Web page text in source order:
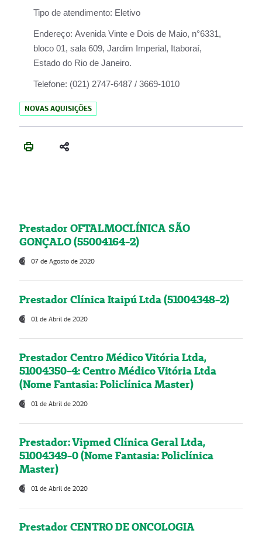
Tipo de atendimento: Eletivo
Endereço: Avenida Vinte e Dois de Maio, n°6331,
bloco 01, sala 609, Jardim Imperial, Itaboraí,
Estado do Rio de Janeiro.
Telefone: (021) 2747-6487 / 3669-1010
NOVAS AQUISIÇÕES
Prestador OFTALMOCLÍNICA SÃO
GONÇALO (55004164-2)
07 de Agosto de 2020
Prestador Clínica Itaipú Ltda (51004348-2)
01 de Abril de 2020
Prestador Centro Médico Vitória Ltda,
51004350-4: Centro Médico Vitória Ltda
(Nome Fantasia: Policlínica Master)
01 de Abril de 2020
Prestador: Vipmed Clínica Geral Ltda,
51004349-0 (Nome Fantasia: Policlínica
Master)
01 de Abril de 2020
Prestador CENTRO DE ONCOLOGIA